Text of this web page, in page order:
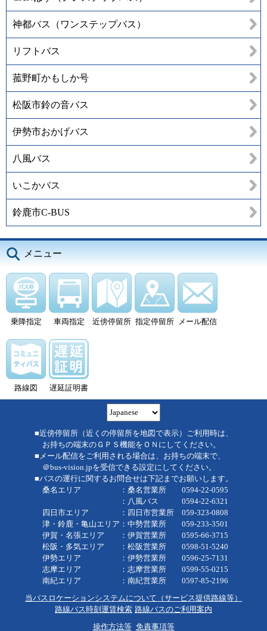
神都バス（ワンステップバス）
リフトバス
菰野町かもしか号
松阪市鈴の音バス
伊勢市おかげバス
八風バス
いこかバス
鈴鹿市C-BUS
メニュー
乗降指定 車両指定 近傍停留所 指定停留所 メール配信
路線図 遅延証明書
■近傍停留所（近くの停留所を地図で表示）ご利用時は、
お持ちの端末のＧＰＳ機能をＯＮにしてください。
■メール配信をご利用される場合は、お持ちの端末で、
＠bus-vision.jpを受信できる設定にしてください。
■バスの運行に関するお問合せは下記までお願いします。
桑名エリア ：桑名営業所 0594-22-0595
：八風バス 0594-22-6321
四日市エリア ：四日市営業所 059-323-0808
津・鈴鹿・亀山エリア：中勢営業所 059-233-3501
伊賀・名張エリア ：伊賀営業所 0595-66-3715
松阪・多気エリア ：松阪営業所 0598-51-5240
伊勢エリア ：伊勢営業所 0596-25-7131
志摩エリア ：志摩営業所 0599-55-0215
南紀エリア ：南紀営業所 0597-85-2196
当バスロケーションシステムについて（サービス提供路線等）
路線バス時刻運賃検索 路線バスのご利用案内
操作方法等 免責事項等